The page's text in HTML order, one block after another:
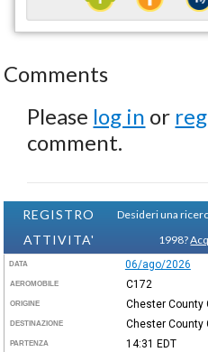
Comments
Please log in or
comment.
REGISTRO
ATTIVITA'
Desideri una
1998?
DATA 06/ago/2026
AEROMOBILE C172
ORIGINE Chester County
DESTINAZIONE Chester County
PARTENZA 14:31 EDT